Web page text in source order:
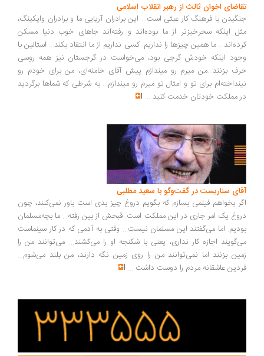
تقاضای اخوان ثالث از رهبر انقلاب اسلامی
جنگیدن با فرهنگ کار عبثی است... این برادران آریایی ما و برادران وایکینگ،
مثل اینکه سحرخیزتر از ما بوده‌اند و رفته‌اند جاهای خوب دنیا مسکن
کرده‌اند... ما همین چیزها را نداریم. کسی نداریم از ما انتقاد بکند... استالین با
وجود اینکه خودش گرجی بود، می‌خواست در گرجستان نیز همه روسی
حرف بزنند...من میرم رو میندازم پیش آقای خامنه‌ای، من برای خودم رو
نینداخته‌ام برای تو و امثال تو میرم رو میندازم... به شرطی که شماها برگردید
در مملکت خودتان خدمت کنید ...
آقای سناریست در گفت‌وگو با سعید مطلبی
اگر بخواهم فیلمی بسازم که بگویم دروغ چیز بدی است باور نمی‌کنند، چون
دروغ یک امر جاری در این مملکت است. قبحش از بین رفته... ما بچه‌مسلمان
بودیم. اما می‌گفتند این مسلمان نیست... وقتی به آدمی که در کار سینماست
می‌گویند اجازه کار نداری، یعنی با شکنجه او را می‌کشند... می‌توانند من را
زمین بزنند اما نمی‌توانند من را روی زمین نگه دارند، من بلند می‌شوم...
فردین عاشقانه مردم را دوست داشت ...